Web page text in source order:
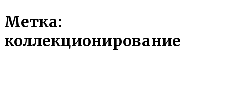
Метка:
коллекционирование